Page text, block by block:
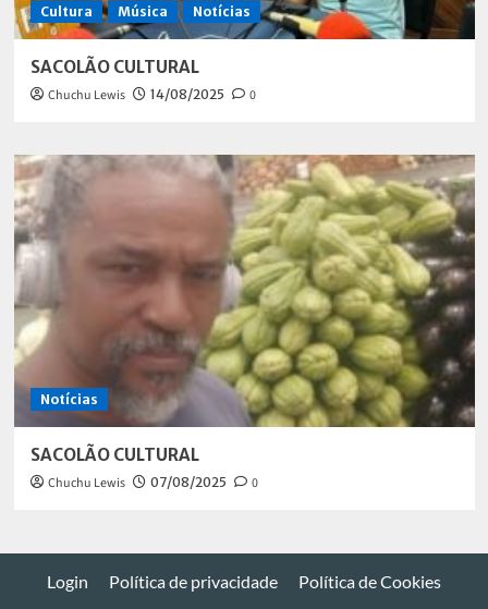
Cultura Música Notícias
SACOLÃO CULTURAL
Chuchu Lewis 14/08/2025 0
Notícias
SACOLÃO CULTURAL
Chuchu Lewis 07/08/2025 0
Login Política de privacidade Política de Cookies